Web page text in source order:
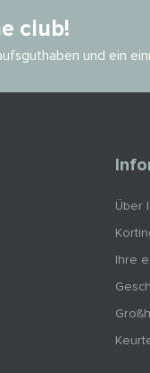
club!
und ein
Über
Ihre